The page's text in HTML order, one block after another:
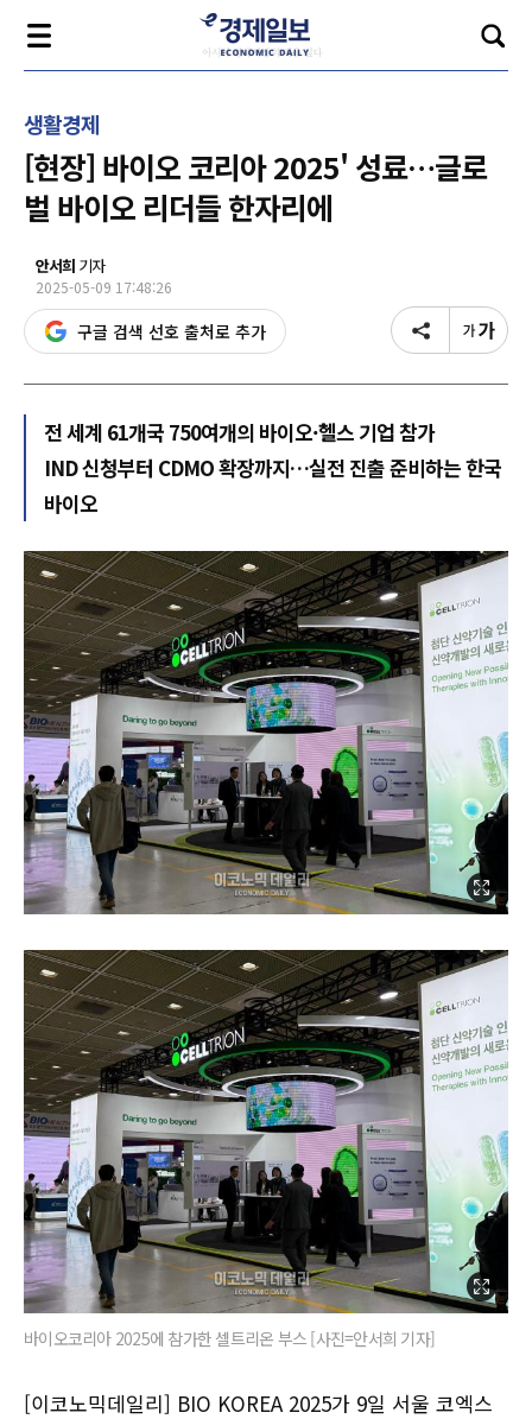
생활경제
[현장] 바이오 코리아 2025' 성료…글로
벌 바이오 리더들 한자리에
안서희 기자
2025-05-09 17:48:26
구글 검색 선호 출처로 추가
전 세계 61개국 750여개의 바이오·헬스 기업 참가
IND 신청부터 CDMO 확장까지…실전 진출 준비하는 한국
바이오
바이오코리아 2025에 참가한 셀트리온 부스 [사진=안서희 기자]
[이코노믹데일리] BIO KOREA 2025가 9일 서울 코엑스